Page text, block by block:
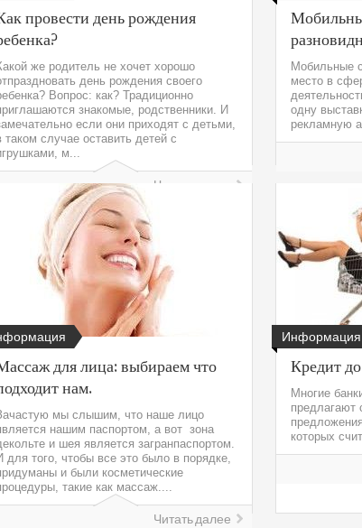
провести день рождения
же родитель не хочет хорошо
день рождения своего
Вопрос: как? Традиционно
знакомые, родственники. И
если они приходят с детьми,
таком случае оставить детей с
м...
Читать далее
Мобильные
место в
одну
рекламную
для лица: выбираем что
нам.
мы слышим, что наше лицо
нашим паспортом, а вот зона
и шея является загранпаспортом.
для того, чтобы все это было в порядке,
и были косметические
такие как массаж....
Читать далее
Информация
Кредит
Многие
предлагают
которых